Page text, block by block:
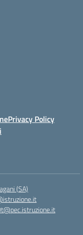
Privacy Policy
(SA)